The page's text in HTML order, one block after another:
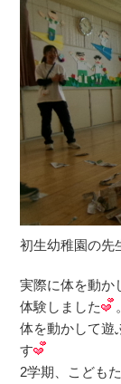
初生幼稚園の先
実際に体を動か
体験しました
。
体を動かして遊
す
2学期、こども